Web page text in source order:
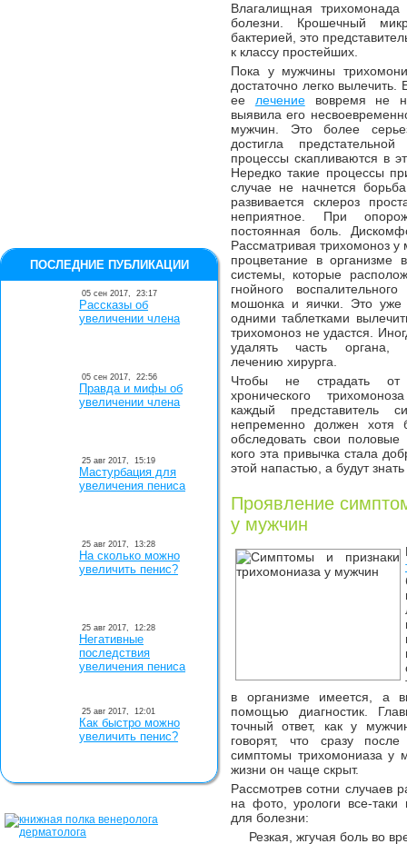
Влагалищная
болезни. Крошечный
бактерией, это
к классу простейших.
Пока у мужчины
достаточно легко
ее лечениевовремя не
выявила его
мужчин. Это более
достигла
процессы скапливаются в
Нередко такие процессы
случае не начнется
развивается склероз
неприятное. При
постоянная боль.
Рассматривая трихомоноз
процветание в организме
системы, которые
гнойного
мошонка и яички. Это уже
одними таблетками
трихомоноз не удастся.
удалять часть органа,
лечению хирурга.
Чтобы не страдать от
хронического
каждый представитель
непременно должен
обследовать свои
кого эта привычка стала
этой напастью, а будут
Проявление
у мужчин
в организме имеется, а
помощью диагностик.
точный ответ, как у
говорят, что сразу
симптомы трихомониаза у
жизни он чаще скрыт.
Рассмотрев сотни случаев
на фото, урологи все-
для болезни:
Резкая, жгучая боль во
ПОСЛЕДНИЕ ПУБЛИКАЦИИ
05 сен 2017, 23:17
Рассказы об
увеличении члена
05 сен 2017, 22:56
Правда и мифы об
увеличении члена
25 авг 2017, 15:19
Мастурбация для
увеличения пениса
25 авг 2017, 13:28
На сколько можно
увеличить пенис?
25 авг 2017, 12:28
Негативные
последствия
увеличения пениса
25 авг 2017, 12:01
Как быстро можно
увеличить пенис?